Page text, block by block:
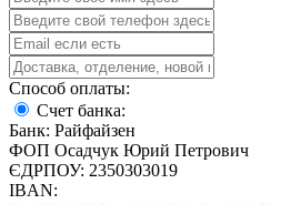
Способ оплаты:
Счет банка:
Банк: Райфайзен
ФОП Осадчук Юрий Петрович
ЄДРПОУ: 2350303019
IBAN: